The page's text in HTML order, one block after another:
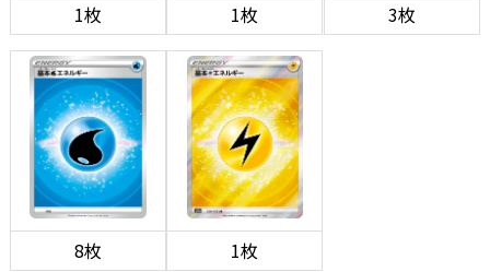
1枚 1枚 3枚
8枚 1枚